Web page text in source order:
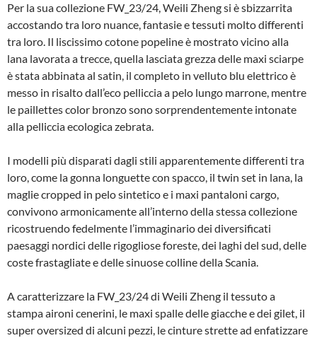
Per la sua collezione FW_23/24, Weili Zheng si è sbizzarrita
accostando tra loro nuance, fantasie e tessuti molto differenti
tra loro. Il liscissimo cotone popeline è mostrato vicino alla
lana lavorata a trecce, quella lasciata grezza delle maxi sciarpe
è stata abbinata al satin, il completo in velluto blu elettrico è
messo in risalto dall’eco pelliccia a pelo lungo marrone, mentre
le paillettes color bronzo sono sorprendentemente intonate
alla pelliccia ecologica zebrata.
I modelli più disparati dagli stili apparentemente differenti tra
loro, come la gonna longuette con spacco, il twin set in lana, la
maglie cropped in pelo sintetico e i maxi pantaloni cargo,
convivono armonicamente all’interno della stessa collezione
ricostruendo fedelmente l’immaginario dei diversificati
paesaggi nordici delle rigogliose foreste, dei laghi del sud, delle
coste frastagliate e delle sinuose colline della Scania.
A caratterizzare la FW_23/24 di Weili Zheng il tessuto a
stampa aironi cenerini, le maxi spalle delle giacche e dei gilet, il
super oversized di alcuni pezzi, le cinture strette ad enfatizzare